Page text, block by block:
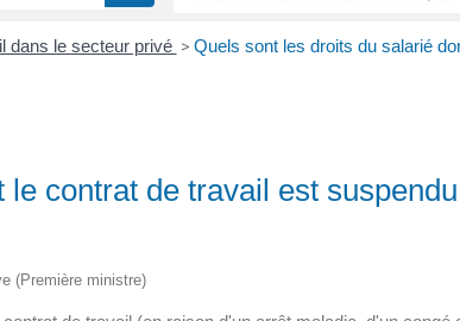
dans le secteur privé > Quels sont les droits du salarié
contrat de travail est suspendu
(Première ministre)